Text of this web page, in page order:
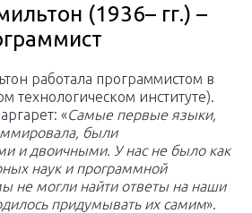
(1936– гг.) –
работала программистом в
технологическом институте).
«Самые первые языки,
были
и двоичными. У нас не было как
наук и программной
не могли найти ответы на наши
придумывать их самим».